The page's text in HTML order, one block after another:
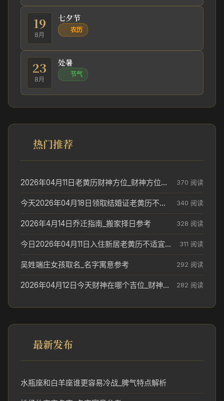
19
8月
七夕节
农历
23
8月
处暑
节气
热门推荐
2026年04月11日老黄历财神方位_财神方位与供奉讲究 370 阅读
今天2026年04月18日领取结婚证老黄历不适合吗_领证日期参考 340 阅读
2026年4月14日乔迁指南_搬家择日参考 328 阅读
今日2026年04月11日入住新居老黄历不适宜吗_搬家择日参考 311 阅读
吴姓端庄女孩取名_名字寓意参考 292 阅读
2026年04月12日今天财神在哪个吉位_财神方位参考 282 阅读
最新发布
水瓶座和白羊座谁更容易冷战_脾气特点解析